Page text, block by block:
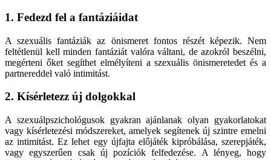
1. Fedezd fel a fantáziáidat
A szexuális fantáziák az önismeret fontos részét képezik. Nem
feltétlenül kell minden fantáziát valóra váltani, de azokról beszélni,
megérteni őket segíthet elmélyíteni a szexuális önismeretedet és a
partnereddel való intimitást.
2. Kísérletezz új dolgokkal
A szexuálpszichológusok gyakran ajánlanak olyan gyakorlatokat
vagy kísérletezési módszereket, amelyek segítenek új szintre emelni
az intimitást. Ez lehet egy újfajta előjáték kipróbálása, szerepjáték,
vagy egyszerűen csak új pozíciók felfedezése. A lényeg, hogy